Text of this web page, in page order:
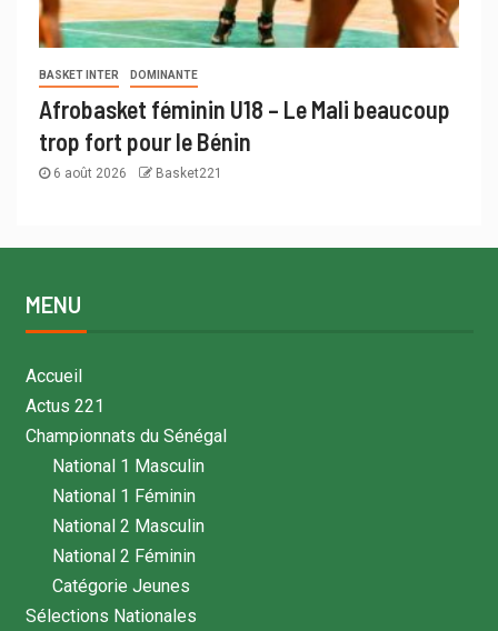
BASKET INTER DOMINANTE
Afrobasket féminin U18 – Le Mali beaucoup
trop fort pour le Bénin
6 août 2026 Basket221
MENU
Accueil
Actus 221
Championnats du Sénégal
National 1 Masculin
National 1 Féminin
National 2 Masculin
National 2 Féminin
Catégorie Jeunes
Sélections Nationales